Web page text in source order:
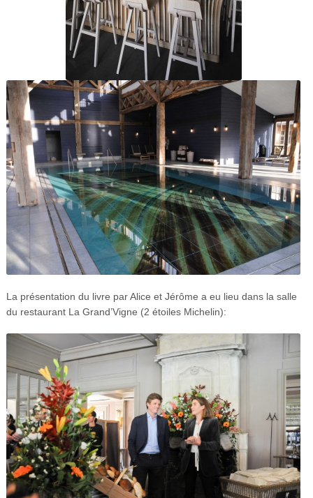
La présentation du livre par Alice et Jérôme a eu lieu dans la salle
du restaurant La Grand’Vigne (2 étoiles Michelin):